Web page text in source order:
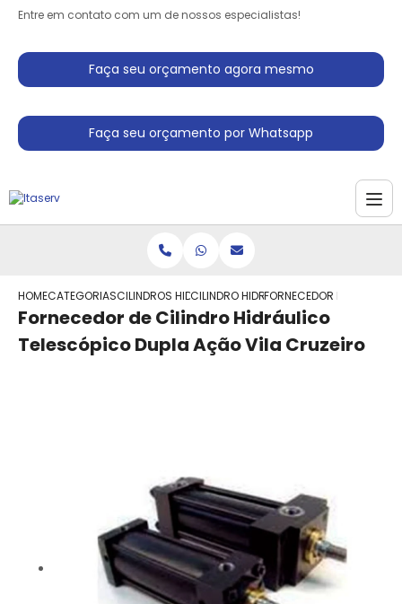
Entre em contato com um de nossos especialistas!
Faça seu orçamento agora mesmo
Faça seu orçamento por Whatsapp
HOMECATEGORIASCILINDROS HIDRAULICOCILINDRO HIDRAULICO PARA PRENSA
FORNECEDOR DE
Fornecedor de Cilindro Hidráulico
Telescópico Dupla Ação Vila Cruzeiro